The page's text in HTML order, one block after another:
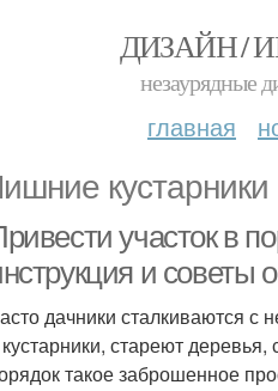
ДИЗАЙН /
незаурядные
главная
кустарники
участок в
и советы
дачники сталкиваются с
стареют
такое заброшенное